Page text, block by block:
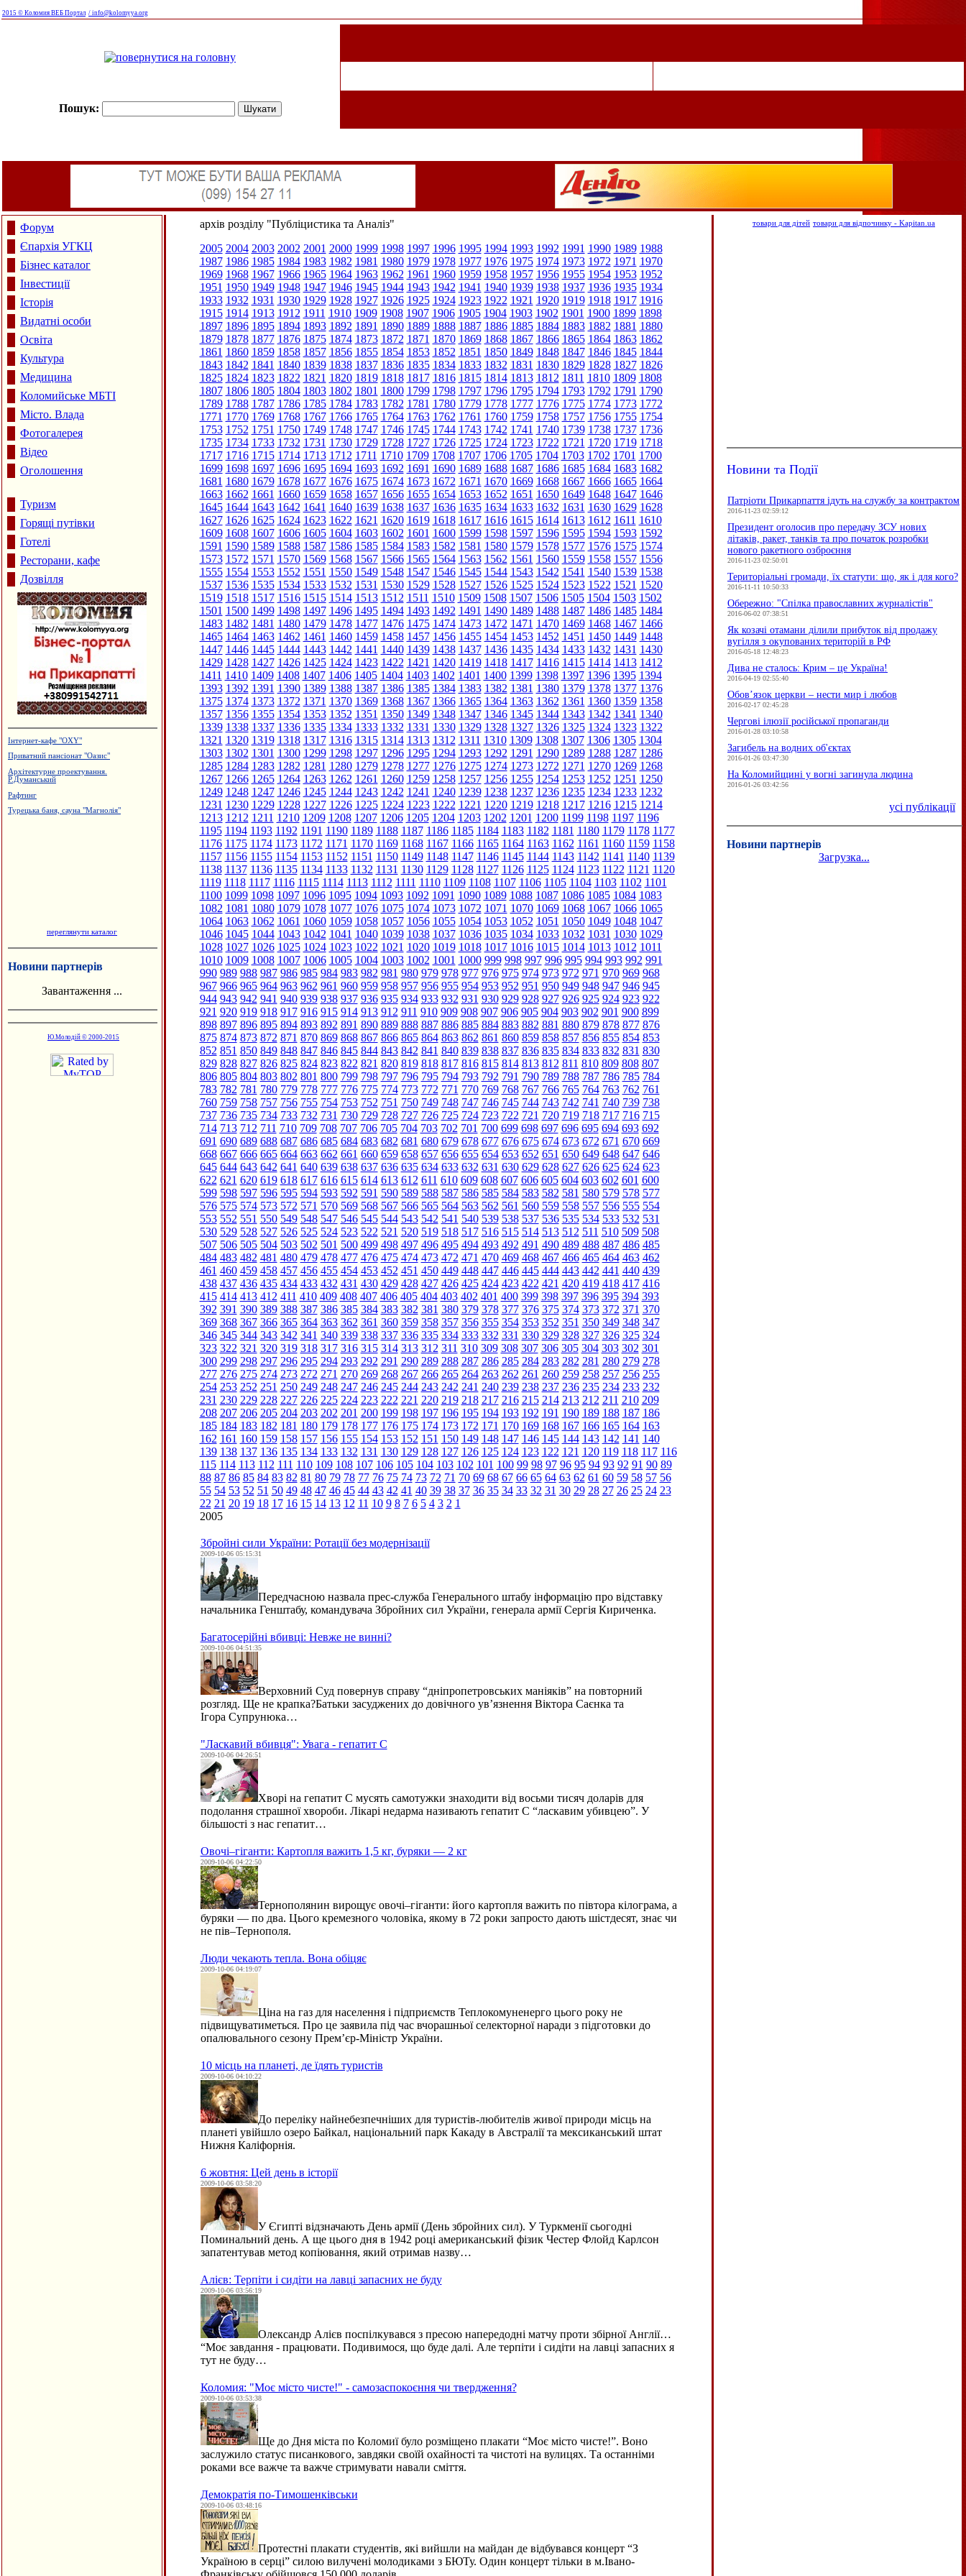
2015 © Коломия ВЕБ Портал / info@kolomyya.org
Пошук:
Форум
Єпархія УГКЦ
Бізнес каталог
Інвестиції
Історія
Видатні особи
Освіта
Культура
Медицина
Коломийське МБТІ
Місто. Влада
Фотогалерея
Відео
Оголошення
Туризм
Горящі путівки
Готелі
Ресторани, кафе
Дозвілля
Інтернет-кафе "OXY"
Приватний пансіонат "Оазис"
Архітектурне проектування.
Р.Думанський
Рафтинг
Турецька баня, сауна "Магнолія"
переглянути каталог
Новини партнерів
Завантаження ...
Ю.Молодій © 2000-2015
архів розділу "Публіцистика та Аналіз"
2005 2004 2003 2002 2001 2000 1999 1998 1997 1996 1995 1994 1993 1992 1991 1990 1989 1988
1987 1986 1985 1984 1983 1982 1981 1980 1979 1978 1977 1976 1975 1974 1973 1972 1971 1970
1969 1968 1967 1966 1965 1964 1963 1962 1961 1960 1959 1958 1957 1956 1955 1954 1953 1952
1951 1950 1949 1948 1947 1946 1945 1944 1943 1942 1941 1940 1939 1938 1937 1936 1935 1934
1933 1932 1931 1930 1929 1928 1927 1926 1925 1924 1923 1922 1921 1920 1919 1918 1917 1916
1915 1914 1913 1912 1911 1910 1909 1908 1907 1906 1905 1904 1903 1902 1901 1900 1899 1898
1897 1896 1895 1894 1893 1892 1891 1890 1889 1888 1887 1886 1885 1884 1883 1882 1881 1880
1879 1878 1877 1876 1875 1874 1873 1872 1871 1870 1869 1868 1867 1866 1865 1864 1863 1862
1861 1860 1859 1858 1857 1856 1855 1854 1853 1852 1851 1850 1849 1848 1847 1846 1845 1844
1843 1842 1841 1840 1839 1838 1837 1836 1835 1834 1833 1832 1831 1830 1829 1828 1827 1826
1825 1824 1823 1822 1821 1820 1819 1818 1817 1816 1815 1814 1813 1812 1811 1810 1809 1808
1807 1806 1805 1804 1803 1802 1801 1800 1799 1798 1797 1796 1795 1794 1793 1792 1791 1790
1789 1788 1787 1786 1785 1784 1783 1782 1781 1780 1779 1778 1777 1776 1775 1774 1773 1772
1771 1770 1769 1768 1767 1766 1765 1764 1763 1762 1761 1760 1759 1758 1757 1756 1755 1754
1753 1752 1751 1750 1749 1748 1747 1746 1745 1744 1743 1742 1741 1740 1739 1738 1737 1736
1735 1734 1733 1732 1731 1730 1729 1728 1727 1726 1725 1724 1723 1722 1721 1720 1719 1718
1717 1716 1715 1714 1713 1712 1711 1710 1709 1708 1707 1706 1705 1704 1703 1702 1701 1700
1699 1698 1697 1696 1695 1694 1693 1692 1691 1690 1689 1688 1687 1686 1685 1684 1683 1682
1681 1680 1679 1678 1677 1676 1675 1674 1673 1672 1671 1670 1669 1668 1667 1666 1665 1664
1663 1662 1661 1660 1659 1658 1657 1656 1655 1654 1653 1652 1651 1650 1649 1648 1647 1646
1645 1644 1643 1642 1641 1640 1639 1638 1637 1636 1635 1634 1633 1632 1631 1630 1629 1628
1627 1626 1625 1624 1623 1622 1621 1620 1619 1618 1617 1616 1615 1614 1613 1612 1611 1610
1609 1608 1607 1606 1605 1604 1603 1602 1601 1600 1599 1598 1597 1596 1595 1594 1593 1592
1591 1590 1589 1588 1587 1586 1585 1584 1583 1582 1581 1580 1579 1578 1577 1576 1575 1574
1573 1572 1571 1570 1569 1568 1567 1566 1565 1564 1563 1562 1561 1560 1559 1558 1557 1556
1555 1554 1553 1552 1551 1550 1549 1548 1547 1546 1545 1544 1543 1542 1541 1540 1539 1538
1537 1536 1535 1534 1533 1532 1531 1530 1529 1528 1527 1526 1525 1524 1523 1522 1521 1520
1519 1518 1517 1516 1515 1514 1513 1512 1511 1510 1509 1508 1507 1506 1505 1504 1503 1502
1501 1500 1499 1498 1497 1496 1495 1494 1493 1492 1491 1490 1489 1488 1487 1486 1485 1484
1483 1482 1481 1480 1479 1478 1477 1476 1475 1474 1473 1472 1471 1470 1469 1468 1467 1466
1465 1464 1463 1462 1461 1460 1459 1458 1457 1456 1455 1454 1453 1452 1451 1450 1449 1448
1447 1446 1445 1444 1443 1442 1441 1440 1439 1438 1437 1436 1435 1434 1433 1432 1431 1430
1429 1428 1427 1426 1425 1424 1423 1422 1421 1420 1419 1418 1417 1416 1415 1414 1413 1412
1411 1410 1409 1408 1407 1406 1405 1404 1403 1402 1401 1400 1399 1398 1397 1396 1395 1394
1393 1392 1391 1390 1389 1388 1387 1386 1385 1384 1383 1382 1381 1380 1379 1378 1377 1376
1375 1374 1373 1372 1371 1370 1369 1368 1367 1366 1365 1364 1363 1362 1361 1360 1359 1358
1357 1356 1355 1354 1353 1352 1351 1350 1349 1348 1347 1346 1345 1344 1343 1342 1341 1340
1339 1338 1337 1336 1335 1334 1333 1332 1331 1330 1329 1328 1327 1326 1325 1324 1323 1322
1321 1320 1319 1318 1317 1316 1315 1314 1313 1312 1311 1310 1309 1308 1307 1306 1305 1304
1303 1302 1301 1300 1299 1298 1297 1296 1295 1294 1293 1292 1291 1290 1289 1288 1287 1286
1285 1284 1283 1282 1281 1280 1279 1278 1277 1276 1275 1274 1273 1272 1271 1270 1269 1268
1267 1266 1265 1264 1263 1262 1261 1260 1259 1258 1257 1256 1255 1254 1253 1252 1251 1250
1249 1248 1247 1246 1245 1244 1243 1242 1241 1240 1239 1238 1237 1236 1235 1234 1233 1232
1231 1230 1229 1228 1227 1226 1225 1224 1223 1222 1221 1220 1219 1218 1217 1216 1215 1214
1213 1212 1211 1210 1209 1208 1207 1206 1205 1204 1203 1202 1201 1200 1199 1198 1197 1196
1195 1194 1193 1192 1191 1190 1189 1188 1187 1186 1185 1184 1183 1182 1181 1180 1179 1178 1177
1176 1175 1174 1173 1172 1171 1170 1169 1168 1167 1166 1165 1164 1163 1162 1161 1160 1159 1158
1157 1156 1155 1154 1153 1152 1151 1150 1149 1148 1147 1146 1145 1144 1143 1142 1141 1140 1139
1138 1137 1136 1135 1134 1133 1132 1131 1130 1129 1128 1127 1126 1125 1124 1123 1122 1121 1120
1119 1118 1117 1116 1115 1114 1113 1112 1111 1110 1109 1108 1107 1106 1105 1104 1103 1102 1101
1100 1099 1098 1097 1096 1095 1094 1093 1092 1091 1090 1089 1088 1087 1086 1085 1084 1083
1082 1081 1080 1079 1078 1077 1076 1075 1074 1073 1072 1071 1070 1069 1068 1067 1066 1065
1064 1063 1062 1061 1060 1059 1058 1057 1056 1055 1054 1053 1052 1051 1050 1049 1048 1047
1046 1045 1044 1043 1042 1041 1040 1039 1038 1037 1036 1035 1034 1033 1032 1031 1030 1029
1028 1027 1026 1025 1024 1023 1022 1021 1020 1019 1018 1017 1016 1015 1014 1013 1012 1011
1010 1009 1008 1007 1006 1005 1004 1003 1002 1001 1000 999 998 997 996 995 994 993 992 991
990 989 988 987 986 985 984 983 982 981 980 979 978 977 976 975 974 973 972 971 970 969 968
967 966 965 964 963 962 961 960 959 958 957 956 955 954 953 952 951 950 949 948 947 946 945
944 943 942 941 940 939 938 937 936 935 934 933 932 931 930 929 928 927 926 925 924 923 922
921 920 919 918 917 916 915 914 913 912 911 910 909 908 907 906 905 904 903 902 901 900 899
898 897 896 895 894 893 892 891 890 889 888 887 886 885 884 883 882 881 880 879 878 877 876
875 874 873 872 871 870 869 868 867 866 865 864 863 862 861 860 859 858 857 856 855 854 853
852 851 850 849 848 847 846 845 844 843 842 841 840 839 838 837 836 835 834 833 832 831 830
829 828 827 826 825 824 823 822 821 820 819 818 817 816 815 814 813 812 811 810 809 808 807
806 805 804 803 802 801 800 799 798 797 796 795 794 793 792 791 790 789 788 787 786 785 784
783 782 781 780 779 778 777 776 775 774 773 772 771 770 769 768 767 766 765 764 763 762 761
760 759 758 757 756 755 754 753 752 751 750 749 748 747 746 745 744 743 742 741 740 739 738
737 736 735 734 733 732 731 730 729 728 727 726 725 724 723 722 721 720 719 718 717 716 715
714 713 712 711 710 709 708 707 706 705 704 703 702 701 700 699 698 697 696 695 694 693 692
691 690 689 688 687 686 685 684 683 682 681 680 679 678 677 676 675 674 673 672 671 670 669
668 667 666 665 664 663 662 661 660 659 658 657 656 655 654 653 652 651 650 649 648 647 646
645 644 643 642 641 640 639 638 637 636 635 634 633 632 631 630 629 628 627 626 625 624 623
622 621 620 619 618 617 616 615 614 613 612 611 610 609 608 607 606 605 604 603 602 601 600
599 598 597 596 595 594 593 592 591 590 589 588 587 586 585 584 583 582 581 580 579 578 577
576 575 574 573 572 571 570 569 568 567 566 565 564 563 562 561 560 559 558 557 556 555 554
553 552 551 550 549 548 547 546 545 544 543 542 541 540 539 538 537 536 535 534 533 532 531
530 529 528 527 526 525 524 523 522 521 520 519 518 517 516 515 514 513 512 511 510 509 508
507 506 505 504 503 502 501 500 499 498 497 496 495 494 493 492 491 490 489 488 487 486 485
484 483 482 481 480 479 478 477 476 475 474 473 472 471 470 469 468 467 466 465 464 463 462
461 460 459 458 457 456 455 454 453 452 451 450 449 448 447 446 445 444 443 442 441 440 439
438 437 436 435 434 433 432 431 430 429 428 427 426 425 424 423 422 421 420 419 418 417 416
415 414 413 412 411 410 409 408 407 406 405 404 403 402 401 400 399 398 397 396 395 394 393
392 391 390 389 388 387 386 385 384 383 382 381 380 379 378 377 376 375 374 373 372 371 370
369 368 367 366 365 364 363 362 361 360 359 358 357 356 355 354 353 352 351 350 349 348 347
346 345 344 343 342 341 340 339 338 337 336 335 334 333 332 331 330 329 328 327 326 325 324
323 322 321 320 319 318 317 316 315 314 313 312 311 310 309 308 307 306 305 304 303 302 301
300 299 298 297 296 295 294 293 292 291 290 289 288 287 286 285 284 283 282 281 280 279 278
277 276 275 274 273 272 271 270 269 268 267 266 265 264 263 262 261 260 259 258 257 256 255
254 253 252 251 250 249 248 247 246 245 244 243 242 241 240 239 238 237 236 235 234 233 232
231 230 229 228 227 226 225 224 223 222 221 220 219 218 217 216 215 214 213 212 211 210 209
208 207 206 205 204 203 202 201 200 199 198 197 196 195 194 193 192 191 190 189 188 187 186
185 184 183 182 181 180 179 178 177 176 175 174 173 172 171 170 169 168 167 166 165 164 163
162 161 160 159 158 157 156 155 154 153 152 151 150 149 148 147 146 145 144 143 142 141 140
139 138 137 136 135 134 133 132 131 130 129 128 127 126 125 124 123 122 121 120 119 118 117 116
115 114 113 112 111 110 109 108 107 106 105 104 103 102 101 100 99 98 97 96 95 94 93 92 91 90 89
88 87 86 85 84 83 82 81 80 79 78 77 76 75 74 73 72 71 70 69 68 67 66 65 64 63 62 61 60 59 58 57 56
55 54 53 52 51 50 49 48 47 46 45 44 43 42 41 40 39 38 37 36 35 34 33 32 31 30 29 28 27 26 25 24 23
22 21 20 19 18 17 16 15 14 13 12 11 10 9 8 7 6 5 4 3 2 1
2005
Збройні сили України: Ротації без модернізації
2009-10-06 05:15:31
Передчасною назвала прес-служба Генерального штабу інформацію про відставку
начальника Генштабу, командувача Збройних сил України, генерала армії Сергія Кириченка.
Багатосерійні вбивці: Невже не винні?
2009-10-06 04:51:35
Верховний Суд повернув справу “дніпропетровських маніяків” на повторний
розгляд. Ще не крапка?Батьки засуджених до довічного ув’язнення Віктора Саєнка та
Ігора Супрунюка…
"Ласкавий вбивця": Увага - гепатит С
2009-10-06 04:26:51
Хворі на гепатит С мусять самотужки знаходити від восьми тисяч доларів для
подолання страшної хвороби. Лікарі недарма називають гепатит С “ласкавим убивцею”. У
більшості з нас гепатит…
Овочі–гіганти: Картопля важить 1,5 кг, буряки — 2 кг
2009-10-06 04:22:50
Тернополянин вирощує овочі–гіганти: його картопля важить по півтора кілограма, а
буряки — по два. Цього кремезного чоловіка, якому в 72 роки запросто дають шістдесят, знає чи
не пів–Тернополя.
Люди чекають тепла. Вона обіцяє
2009-10-06 04:19:07
Ціна на газ для населення і підприємств Теплокомуненерго цього року не
підвищуватиметься. Про це заявила під час вчорашньої селекторної наради з підготовки до
опалювального сезону Прем’єр-Міністр України.
10 місць на планеті, де їдять туристів
2009-10-06 04:10:22
До переліку найнебезпечніших для туристів-любителів живої природи місць на
планеті увійшло озеро Байкал, національний парк Какаду в Австралії та мексиканський штат
Нижня Каліфорнія.
6 жовтня: Цей день в історії
2009-10-06 03:58:20
У Єгипті відзначають День армії (День збройних сил). У Туркменії сьогодні
Поминальний день. А ще цього дня в 1942 році американський фізик Честер Флойд Карлсон
запатентував метод копіювання, який отримав назву…
Алієв: Терпіти і сидіти на лавці запасних не буду
2009-10-06 03:56:19
Олександр Алієв поспілкувався з пресою напередодні матчу проти збірної Англії…
“Моє завдання - працювати. Подивимося, що буде далі. Але терпіти і сидіти на лавці запасних я
тут не буду…
Коломия: "Моє місто чисте!" - самозаспокоєння чи твердження?
2009-10-06 03:53:38
Ще до Дня міста по Коломиї було розміщено плакати “Моє місто чисте!”. Воно
заслужило статус писанкового, завдяки своїй охайності та чистоті на вулицях. Та останніми
роками все важче та важче стримувати навали сміття.
Демократія по-Тимошенківськи
2009-10-06 03:48:16
Протестні плакати студентів, які вийшли на майдан де відбувався концерт “З
Україною в серці” силою вилучені молодиками з БЮТу. Один концерт тільки в м.Івано-
товари для дітей товари для відпочинку - Kapitan.ua
Новини та Події
Патріоти Прикарпаття ідуть на службу за контрактом
2016-11-23 02:59:12
Президент оголосив про передачу ЗСУ нових
літаків, ракет, танків та про початок розробки
нового ракетного озброєння
2016-11-23 02:50:01
Територіальні громади, їх статути: що, як і для кого?
2016-11-11 10:50:33
Обережно: "Спілка православних журналістів"
2016-06-02 07:38:51
Як козачі отамани ділили прибуток від продажу
вугілля з окупованих територій в РФ
2016-05-18 12:48:23
Дива не сталось: Крим – це Україна!
2016-04-19 02:55:40
Обов’язок церкви – нести мир і любов
2016-02-17 02:45:28
Чергові ілюзії російської пропаганди
2016-01-28 03:10:58
Загибель на водних об'єктах
2016-01-26 03:47:30
На Коломийщині у вогні загинула людина
2016-01-26 03:42:56
усі публікації
Новини партнерів
Загрузка...